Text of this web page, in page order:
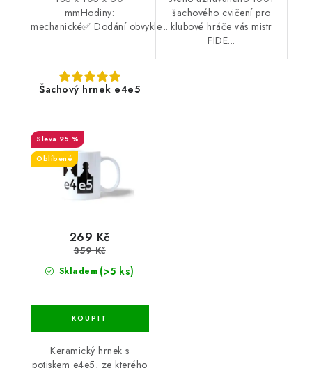
mmHodiny:
mechanické✅ Dodání obvykle...
šachového cvičení pro
klubové hráče vás mistr
FIDE...
Šachový hrnek e4e5
25 %
Oblíbené
Skladem (>5 ks)
269 Kč
359 Kč
Keramický hrnek s
potiskem e4e5, ze kterého